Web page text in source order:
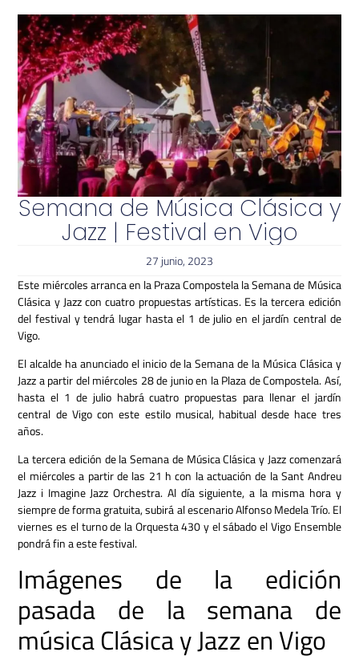
Semana de Música Clásica y
Jazz | Festival en Vigo
27 junio, 2023
Este miércoles arranca en la Praza Compostela la Semana de Música
Clásica y Jazz con cuatro propuestas artísticas. Es la tercera edición
del festival y tendrá lugar hasta el 1 de julio en el jardín central de
Vigo.
El alcalde ha anunciado el inicio de la Semana de la Música Clásica y
Jazz a partir del miércoles 28 de junio en la Plaza de Compostela.Así,
hasta el 1 de julio habrá cuatro propuestas para llenar el jardín
central de Vigo con este estilo musical, habitual desde hace tres
años.
La tercera edición de la Semana de Música Clásica y Jazz comenzará
el miércoles a partir de las 21 h con la actuación de la Sant Andreu
Jazz i Imagine Jazz Orchestra. Al día siguiente, a la misma hora y
siempre de forma gratuita, subirá al escenario Alfonso Medela Trío. El
viernes es el turno de la Orquesta 430 y el sábado el Vigo Ensemble
pondrá fin a este festival.
Imágenes de la edición
pasada de la semana de
música Clásica y Jazz en Vigo